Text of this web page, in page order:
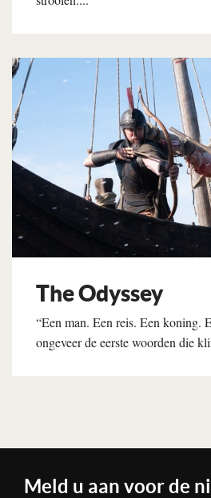
Lees verder
The Odyssey
“Een man. Een reis. Een koning.
ongeveer de eerste woorden die
Meld u aan voor de